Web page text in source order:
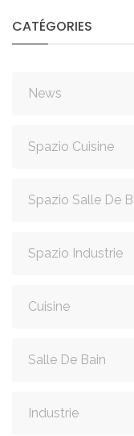
CATÉGORIES
News
Spazio Cuisine
Spazio Salle De
Spazio Industrie
Cuisine
Salle De Bain
Industrie